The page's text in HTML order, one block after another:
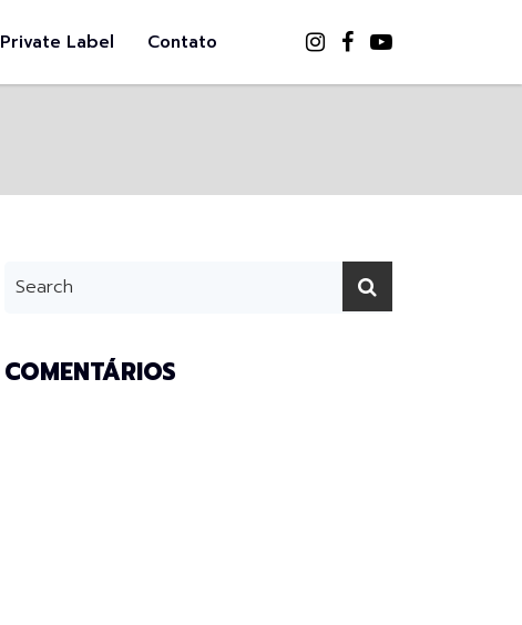
Private Label Contato
COMENTÁRIOS